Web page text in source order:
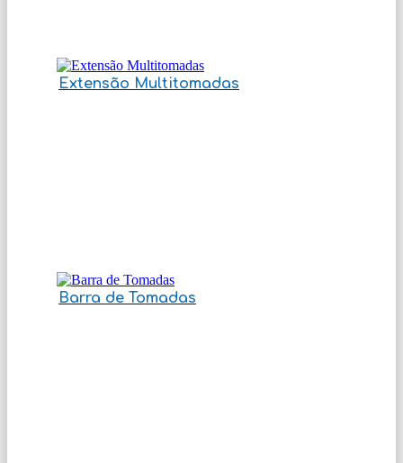
Extensão Multitomadas
Barra de Tomadas